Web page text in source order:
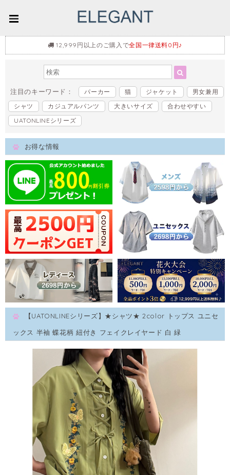
12,999円以上のご購入で全国一律送料0円♪
注目のキーワード： パーカー 猫 ジャケット
男女兼用
シャツ
カジュアルパンツ 大きいサイズ
合わせやすい
UATONLINEシリーズ
お得な情報
【UATONLINEシリーズ】★シャツ★ 2color トップス ユニセ
ックス 半袖 蝶花柄 紐付き フェイクレイヤード 白 緑